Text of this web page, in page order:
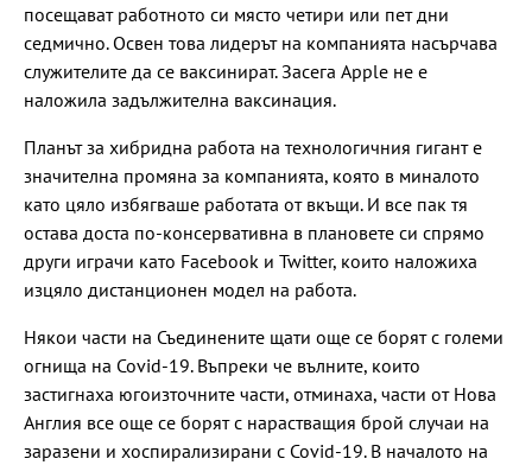
посещават работното си място четири или пет дни
седмично. Освен това лидерът на компанията насърчава
служителите да се ваксинират. Засега Apple не е
наложила задължителна ваксинация.
Планът за хибридна работа на технологичния гигант е
значителна промяна за компанията, която в миналото
като цяло избягваше работата от вкъщи. И все пак тя
остава доста по-консервативна в плановете си спрямо
други играчи като Facebook и Twitter, които наложиха
изцяло дистанционен модел на работа.
Някои части на Съединените щати още се борят с големи
огнища на Covid-19. Въпреки че вълните, които
застигнаха югоизточните части, отминаха, части от Нова
Англия все още се борят с нарастващия брой случаи на
заразени и хоспирализирани с Covid-19. В началото на